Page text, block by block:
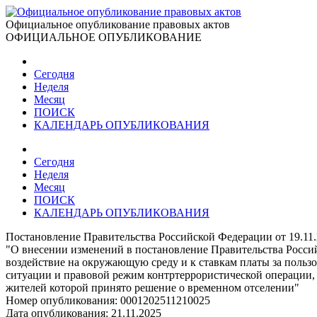
Официальное опубликование правовых актов
ОФИЦИАЛЬНОЕ ОПУБЛИКОВАНИЕ
Сегодня
Неделя
Месяц
ПОИСК
КАЛЕНДАРЬ ОПУБЛИКОВАНИЯ
Сегодня
Неделя
Месяц
ПОИСК
КАЛЕНДАРЬ ОПУБЛИКОВАНИЯ
Постановление Правительства Российской Федерации от
"О внесении изменений в постановление Правительства
воздействие на окружающую среду и к ставкам платы за
ситуации и правовой режим контртеррористической
жителей которой принято решение о временном отселении"
Номер опубликования: 0001202511210025
Дата опубликования: 21.11.2025